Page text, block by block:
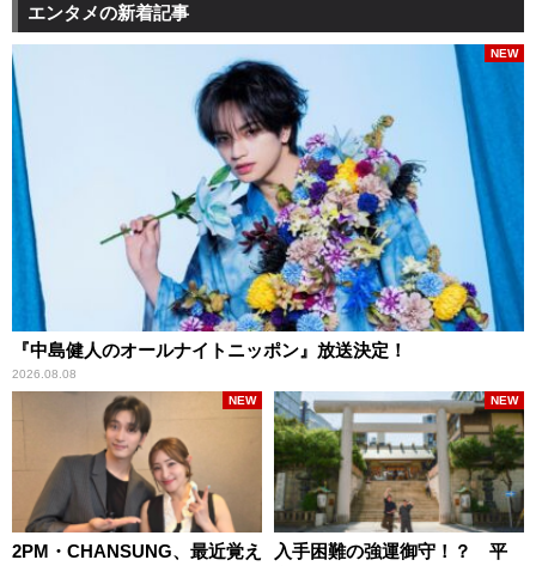
エンタメの新着記事
『中島健人のオールナイトニッポン』放送決定！
2026.08.08
NEW
2PM・CHANSUNG、最近覚え
NEW
入手困難の強運御守！？ 平
NEW